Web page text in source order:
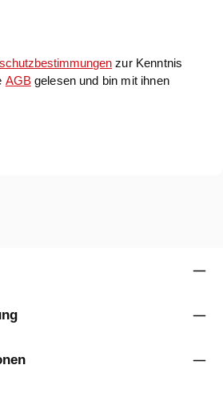
zur Kenntnis
AGBgelesen und bin mit ihnen